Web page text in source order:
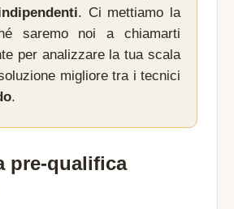
. Ci mettiamo la
saremo noi a chiamarti
per analizzare la tua scala
migliore tra i tecnici
.
pre-qualifica